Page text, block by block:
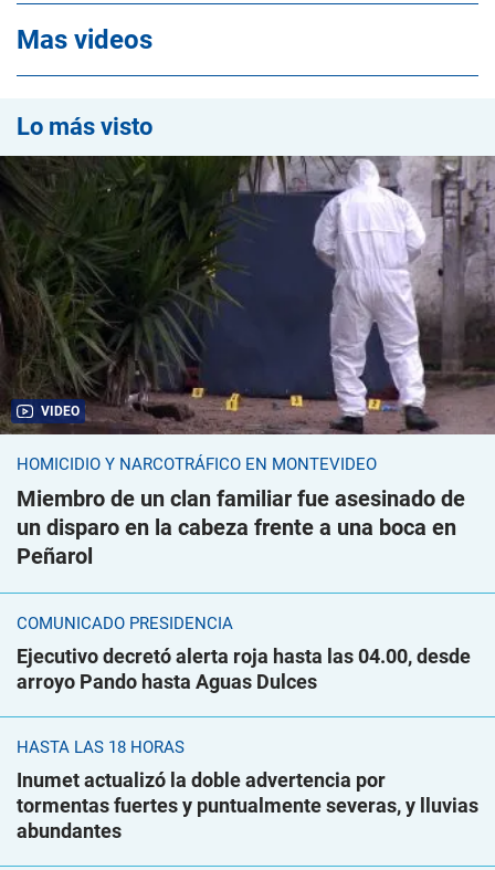
Mas videos
Lo más visto
VIDEO
HOMICIDIO Y NARCOTRÁFICO EN MONTEVIDEO
Miembro de un clan familiar fue asesinado de
un disparo en la cabeza frente a una boca en
Peñarol
COMUNICADO PRESIDENCIA
Ejecutivo decretó alerta roja hasta las 04.00, desde
arroyo Pando hasta Aguas Dulces
HASTA LAS 18 HORAS
Inumet actualizó la doble advertencia por
tormentas fuertes y puntualmente severas, y lluvias
abundantes